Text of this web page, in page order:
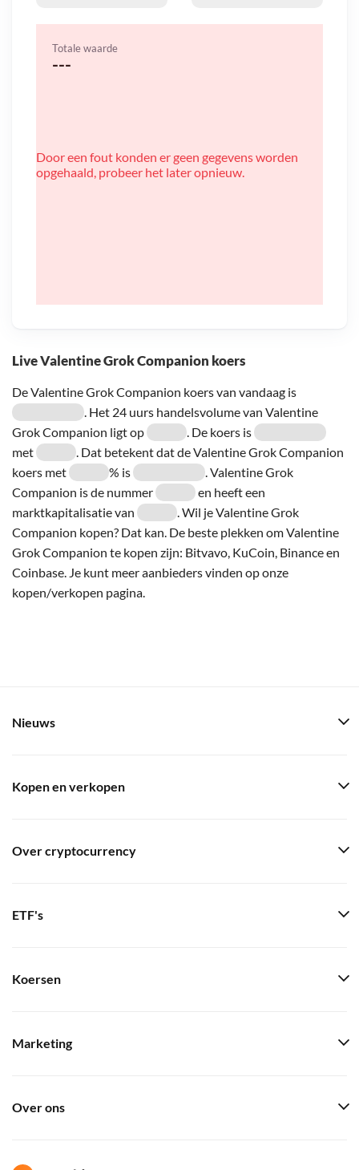
Live Valentine Grok Companion koers
De Valentine Grok Companion koers van vandaag is
. Het 24 uurs handelsvolume van Valentine
Grok Companion ligt op
. De koers is
met
. Dat betekent dat de Valentine Grok Companion
koers met
% is
. Valentine Grok
Companion is de nummer
en heeft een
marktkapitalisatie van
. Wil je Valentine Grok
Companion kopen? Dat kan. De beste plekken om Valentine
Grok Companion te kopen zijn: Bitvavo, KuCoin, Binance en
Coinbase. Je kunt meer aanbieders vinden op onze
kopen/verkopen pagina.
Totale waarde
---
Door een fout konden er geen gegevens worden
opgehaald, probeer het later opnieuw.
Nieuws
Kopen en verkopen
Over cryptocurrency
ETF's
Koersen
Marketing
Over ons